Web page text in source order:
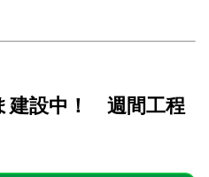
建設中！ 週間工程